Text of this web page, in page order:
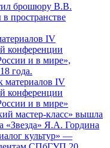
брошюру В.В.
пространстве
материалов IV
конференции
и в мире»